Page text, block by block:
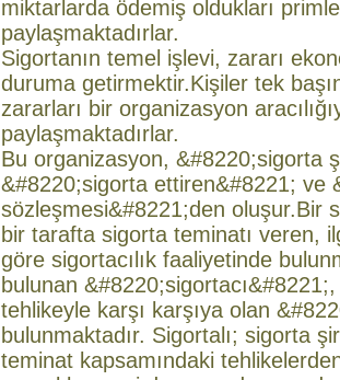
miktarlarda ödemiş oldukları
paylaşmaktadırlar.
Sigortanın temel işlevi, zararı
duruma getirmektir.Kişiler tek
zararları bir organizasyon
paylaşmaktadırlar.
Bu organizasyon, &#8220;sigorta
&#8220;sigorta ettiren&#8221; ve
sözleşmesi&#8221;den oluşur.Bir
bir tarafta sigorta teminatı veren,
göre sigortacılık faaliyetinde
bulunan
tehlikeyle karşı karşıya olan
bulunmaktadır. Sigortalı; sigorta
teminat kapsamındaki